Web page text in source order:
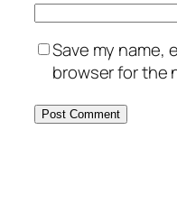
Save my name,
browser for the